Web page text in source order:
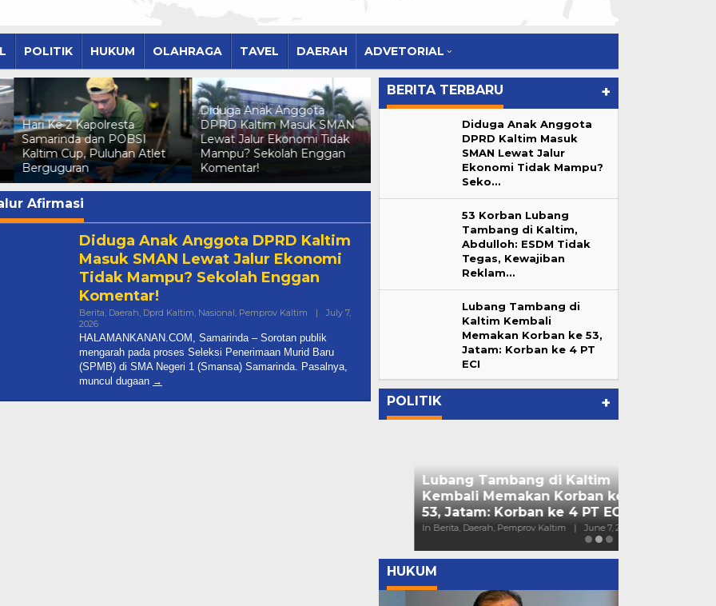
POLITIK HUKUM OLAHRAGA TAVEL DAERAH ADVETORIAL
Diduga Anak Anggota
DPRD Kaltim Masuk SMAN
Lewat Jalur Ekonomi Tidak
Mampu? Sekolah Enggan
Komentar!
Status Tersangka Irma
Suryani Dicabut Polda
Kaltim, Kuasa Hukum
Pelapor Pertimbangkan
Praperadilan
Nekat! Kafe Nordu dan W
Superclub Beroperasi Tanpa
Ijin dan Andalalin di
Reborn Fun Games, Cari
Bibit Atlet Biliar Potensial
Samarinda
Games, Cari Bibit Atlet Biliar
Potensial Samarinda
Afirmasi
Diduga Anak Anggota DPRD Kaltim
Masuk SMAN Lewat Jalur Ekonomi
Tidak Mampu? Sekolah Enggan
Komentar!
Berita, Daerah, Dprd Kaltim, Nasional, Pemprov Kaltim |
July 7,
2026By
Halamankanancom@gmail.com
HALAMANKANAN.COM, Samarinda – Sorotan publik
mengarah pada proses Seleksi Penerimaan Murid Baru
(SPMB) di SMA Negeri 1 (Smansa) Samarinda. Pasalnya,
muncul dugaan
BERITA TERBARU +
Diduga Anak Anggota
DPRD Kaltim Masuk
SMAN Lewat Jalur
Ekonomi Tidak Mampu?
Seko…
53 Korban Lubang
Tambang di Kaltim,
Abdulloh: ESDM Tidak
Tegas, Kewajiban
Reklam…
Lubang Tambang di
Kaltim Kembali
Memakan Korban ke 53,
Jatam: Korban ke 4 PT
ECI
POLITIK +
Diduga Anak Anggota DPRD
Kaltim Masuk SMAN Lewat Jalur
Ekonomi Tidak Mampu? Seko…
In Berita, Daerah, Dprd Kaltim, Nasional, Pemprov
Lubang Tambang di Kaltim
Kembali Memakan Korban ke
53, Jatam: Korban ke 4 PT ECI
In Berita, Daerah, Pemprov Kaltim
HUKUM